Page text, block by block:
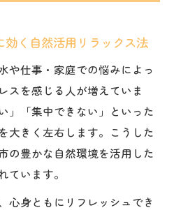
く自然活用リラックス法
や仕事・家庭での悩みによっ
スを感じる人が増えていま
」「集中できない」といった
大きく左右します。こうした
の豊かな自然環境を活用した
ています。
心身ともにリフレッシュでき